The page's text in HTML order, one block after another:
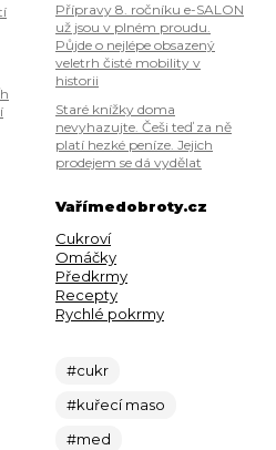
Přípravy 8. ročníku e-SALON
už jsou v plném proudu.
Půjde o nejlépe obsazený
veletrh čisté mobility v
historii
Staré knížky doma
nevyhazujte. Češi teď za ně
platí hezké peníze. Jejich
prodejem se dá vydělat
Vařímedobroty.cz
Cukroví
Omáčky
Předkrmy
Recepty
Rychlé pokrmy
#cukr
#kuřecí maso
#med